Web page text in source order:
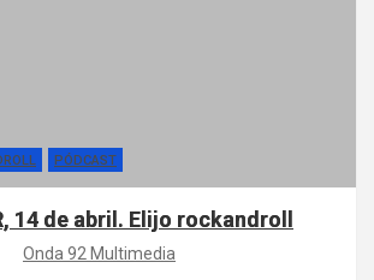
PÓDCAST
14 de abril. Elijo rockandroll
Onda 92 Multimedia